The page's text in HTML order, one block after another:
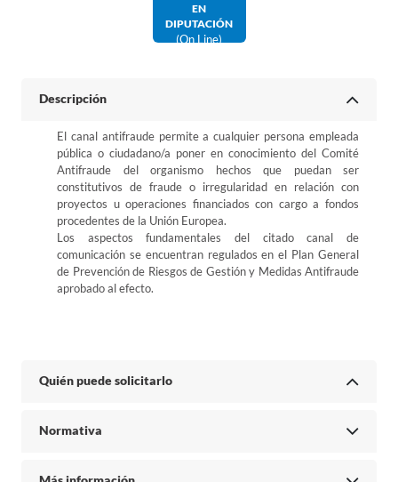
EN
DIPUTACIÓN
(on Line)
Descripción
El canal antifraude permite a cualquier persona empleada
pública o ciudadano/a poner en conocimiento del Comité
Antifraude del organismo hechos que puedan ser
constitutivos de fraude o irregularidad en relación con
proyectos u operaciones financiados con cargo a fondos
procedentes de la Unión Europea.
Los aspectos fundamentales del citado canal de
comunicación se encuentran regulados en el Plan General
de Prevención de Riesgos de Gestión y Medidas Antifraude
aprobado al efecto.
Quién puede solicitarlo
Normativa